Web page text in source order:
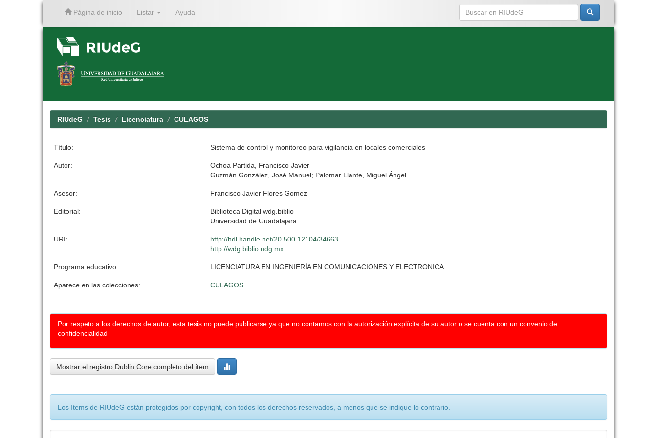
Página de inicio Listar Ayuda
RIUdeG Tesis Licenciatura CULAGOS
Título: Sistema de control y monitoreo para vigilancia en locales comerciales
Autor:
Ochoa Partida, Francisco Javier
Guzmán González, José Manuel; Palomar Llante, Miguel Ángel
Asesor: Francisco Javier Flores Gomez
Editorial:
Biblioteca Digital wdg.biblio
Universidad de Guadalajara
URI:
http://hdl.handle.net/20.500.12104/34663
http://wdg.biblio.udg.mx
Programa educativo: LICENCIATURA EN INGENIERÍA EN COMUNICACIONES Y ELECTRONICA
Aparece en las colecciones: CULAGOS
Por respeto a los derechos de autor, esta tesis no puede publicarse ya que no contamos con la autorización explícita de su autor o se cuenta con un convenio de
confidencialidad
Mostrar el registro Dublin Core completo del ítem
Los ítems de RIUdeG están protegidos por copyright, con todos los derechos reservados, a menos que se indique lo contrario.